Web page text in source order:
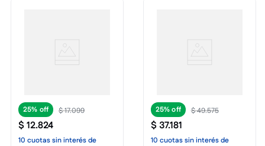
25% $17.099
$12.824
10 cuotassin interésde
25% $49.575
$37.181
10 cuotassin interésde